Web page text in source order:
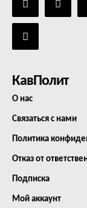
КавПолит
О нас
Связаться с нами
Политика
Отказ от
Подписка
Мой аккаунт